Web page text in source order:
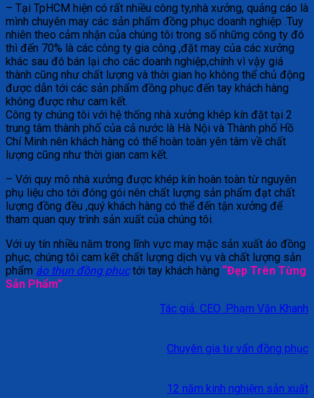
– Tại TpHCM hiện có rất nhiều công ty,nhà xưởng, quảng cáo là
mình chuyên may các sản phẩm đồng phục doanh nghiệp .Tuy
nhiên theo cảm nhận của chúng tôi trong số những công ty đó
thì đến 70% là các công ty gia công ,đặt may của các xưởng
khác sau đó bán lại cho các doanh nghiệp,chính vì vậy giá
thành cũng như chất lượng và thời gian họ không thể chủ động
được dẫn tới các sản phẩm đồng phục đến tay khách hàng
không được như cam kết.
Công ty chúng tôi với hệ thống nhà xưởng khép kín đặt tại 2
trung tâm thành phố của cả nước là Hà Nội và Thành phố Hồ
Chí Minh nên khách hàng có thể hoàn toàn yên tâm về chất
lượng cũng như thời gian cam kết.
– Với quy mô nhà xưởng được khép kín hoàn toàn từ nguyên
phụ liệu cho tới đóng gói nên chất lượng sản phẩm đạt chất
lượng đồng đều ,quý khách hàng có thể đến tận xưởng để
tham quan quy trình sản xuất của chúng tôi.
Với uy tín nhiều năm trong lĩnh vực may mặc sản xuất áo đồng
phục, chúng tôi cam kết chất lượng dịch vụ và chất lượng sản
phẩm áo thun đồng phụctới tay khách hàng “Đẹp Trên Từng
Sản Phẩm”
Tác giả: CEO .Phạm Văn Khanh
Chuyên gia tư vấn đồng phục
12 năm kinh nghiệm sản xuất